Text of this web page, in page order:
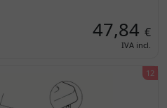
47,84 €
IVA incl.